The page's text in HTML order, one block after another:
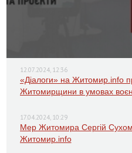
12.07.2024, 12:36
«Діалоги» на Житомир.info
Житомирщини в умовах
17.04.2024, 10:29
Мер Житомира Сергій
Житомир.info